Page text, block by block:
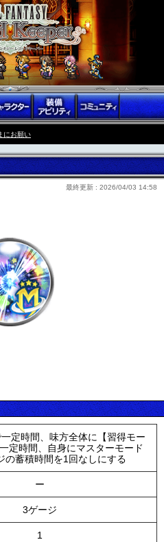
にお願い
最終更新 : 2026/04/03 14:58
定時間、味方全体に【習得モー
定時間、自身にマスターモード
の蓄積時間を1回なしにする
ー
3ゲージ
1